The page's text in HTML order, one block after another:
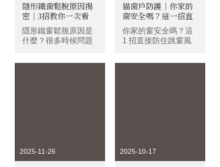
隱形鐵窗鬆脫原因揭
密｜3招教你一次看
懂！
隱形鐵窗鬆脫原因是
什麼？很多時候問題
的擔心。
貓窗戶防護｜你家的
窗安全嗎？這一招直
接防住跳窗風險
你家的窗安全嗎？這
1 招直接防住跳窗風
2025-11-26 2025-10-17